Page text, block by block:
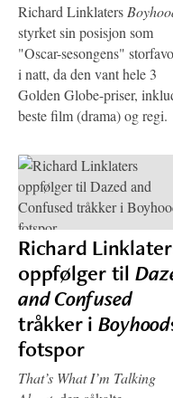
Richard Linklaters
styrket sin posisjon som
"Oscar-sesongens"
i natt, da den vant hele 3
Golden Globe-priser,
beste film (drama) og regi.
Richard
oppfølger til
and Confused
tråkker i Boyhood
fotspor
That’s What I’m Talking